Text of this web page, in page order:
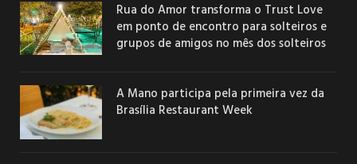
Rua do Amor transforma o Trust Love
em ponto de encontro para solteiros e
grupos de amigos no mês dos solteiros
A Mano participa pela primeira vez da
Brasília Restaurant Week